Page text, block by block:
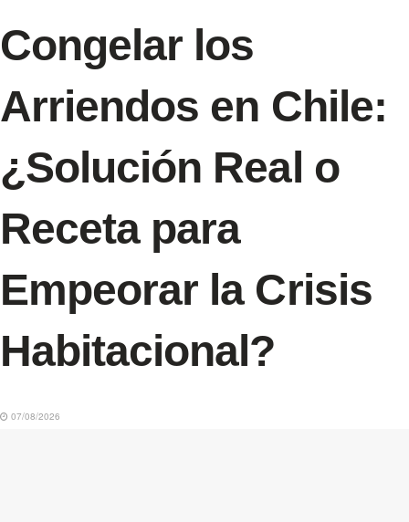
Congelar los
Arriendos en Chile:
¿Solución Real o
Receta para
Empeorar la Crisis
Habitacional?
07/08/2026